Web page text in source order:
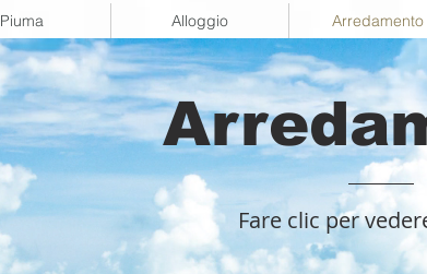
Piuma Alloggio Arredamento
Fare clic per